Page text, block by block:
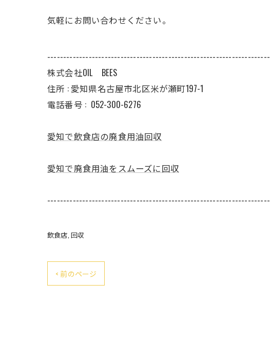
気軽にお問い合わせください。
----------------------------------------------------------------------
株式会社OIL BEES
住所 : 愛知県名古屋市北区米が瀬町197-1
電話番号 : 052-300-6276
愛知で飲食店の廃食用油回収
愛知で廃食用油をスムーズに回収
----------------------------------------------------------------------
飲食店 回収
< 前のページ